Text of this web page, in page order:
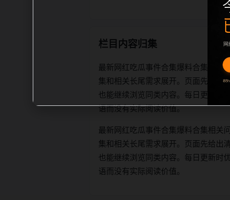
栏目内容归集
最新网红吃瓜事件合集爆料合集相关
集和相关长尾需求展开。页面先给出
也能继续浏览同类内容。每日更新时
语而没有实际阅读价值。
最新网红吃瓜事件合集爆料合集相关
集和相关长尾需求展开。页面先给出
也能继续浏览同类内容。每日更新时
语而没有实际阅读价值。